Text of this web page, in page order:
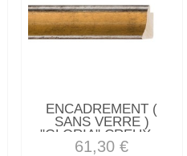
ENCADREMENT (
SANS VERRE )
"GLORIA" CREUX...
61,30 €